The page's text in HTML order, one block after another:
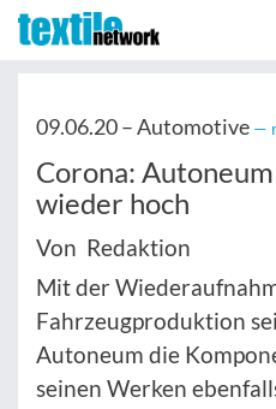
09.06.20 –Automotive —
Corona:
wieder hoch
Von Redaktion
Mit der
Fahrzeugproduktion
Autoneum die
seinen Werken